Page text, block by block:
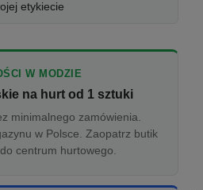
etykiecie
W MODZIE
na hurt od 1 sztuki
minimalnego zamówienia.
w Polsce. Zaopatrz butik
centrum hurtowego.